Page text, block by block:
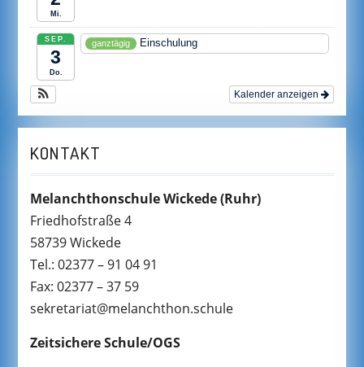
Mi.
SEP.
3
Do.
ganztägig Einschulung
Kalender anzeigen
KONTAKT
Melanchthonschule Wickede(Ruhr)
Friedhofstraße 4
58739 Wickede
Tel.: 02377 – 91 04 91
Fax: 02377 – 37 59
sekretariat@melanchthon.schule
Zeitsichere Schule/OGS